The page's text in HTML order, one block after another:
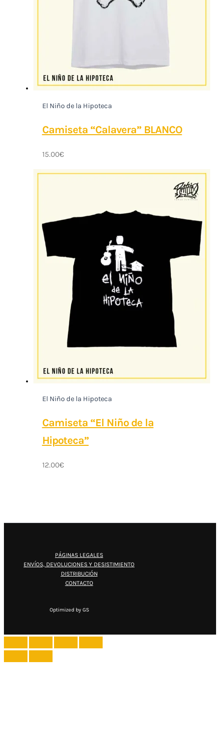
El Niño de la Hipoteca
Camiseta “Calavera” BLANCO
15.00€
El Niño de la Hipoteca
Camiseta “El Niño de la
Hipoteca”
12.00€
PÁGINAS LEGALES
ENVÍOS, DEVOLUCIONES Y DESISTIMIENTO
DISTRIBUCIÓN
CONTACTO
Optimized by GS